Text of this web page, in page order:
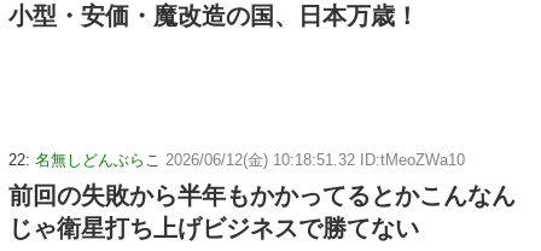
小型・安価・魔改造の国、日本万歳！
22: 名無しどんぶらこ 2026/06/12(金) 10:18:51.32 ID:tMeoZWa10
前回の失敗から半年もかかってるとかこんなん
じゃ衛星打ち上げビジネスで勝てない